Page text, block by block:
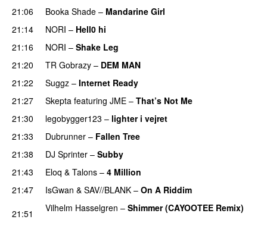
21:06 Booka Shade – Mandarine Girl
21:14 NORI – Hell0 hi
21:16 NORI – Shake Leg
21:20 TR Gobrazy – DEM MAN
21:22 Suggz – Internet Ready
21:27 Skepta featuring JME – That’s Not Me
21:30
legobygger123 – lighter i vejret
21:33 Dubrunner – Fallen Tree
21:38 DJ Sprinter – Subby
21:43
Eloq & Talons – 4 Million
21:47
IsGwan & SAV//BLANK – On A Riddim
21:51 Vilhelm Hasselgren – Shimmer (CAYOOTEE Remix)